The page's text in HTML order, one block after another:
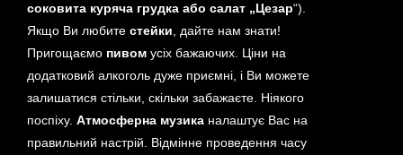
соковита куряча грудка або салат „Цезар“).
Якщо Ви любите стейки , дайте нам знати!
Пригощаємо пивом усіх бажаючих. Ціни на
додатковий алкоголь дуже приємні, і Ви можете
залишатися стільки, скільки забажаєте. Ніякого
поспіху. Атмосферна музиканалаштує Вас на
правильний настрій. Відмінне проведення часу